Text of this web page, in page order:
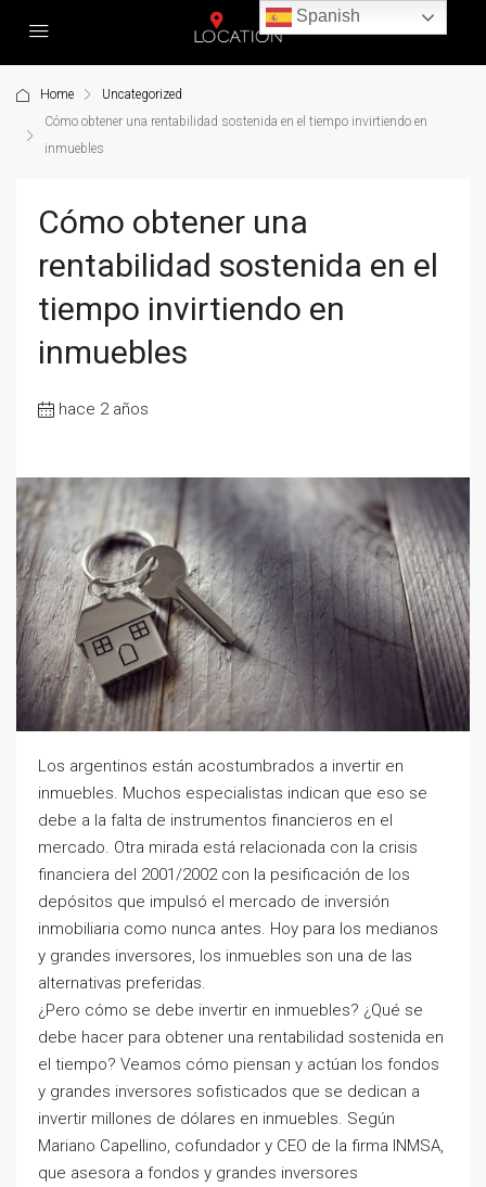
Home
Uncategorized
Cómo obtener una rentabilidad sostenida en el tiempo invirtiendo en
inmuebles
Cómo obtener una
rentabilidad sostenida en el
tiempo invirtiendo en
inmuebles
hace 2 años
Los argentinos están acostumbrados a invertir en
inmuebles. Muchos especialistas indican que eso se
debe a la falta de instrumentos financieros en el
mercado. Otra mirada está relacionada con la crisis
financiera del 2001/2002 con la pesificación de los
depósitos que impulsó el mercado de inversión
inmobiliaria como nunca antes. Hoy para los medianos
y grandes inversores, los inmuebles son una de las
alternativas preferidas.
¿Pero cómo se debe invertir en inmuebles? ¿Qué se
debe hacer para obtener una rentabilidad sostenida en
el tiempo? Veamos cómo piensan y actúan los fondos
y grandes inversores sofisticados que se dedican a
invertir millones de dólares en inmuebles. Según
Mariano Capellino, cofundador y CEO de la firma INMSA,
que asesora a fondos y grandes inversores
Spanish